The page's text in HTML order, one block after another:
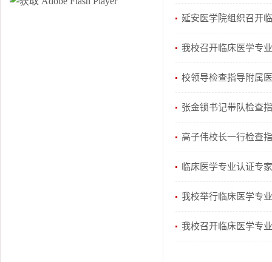
延安医学院组织召开
我校召开临床医学专
校领导检查指导附属
张金锁书记带队检查
高子伟校长一行检查
临床医学专业认证专
我校举行临床医学专
我校召开临床医学专